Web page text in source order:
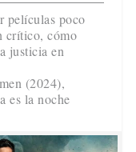
películas poco
crítico, cómo
justicia en
(2024),
es la noche